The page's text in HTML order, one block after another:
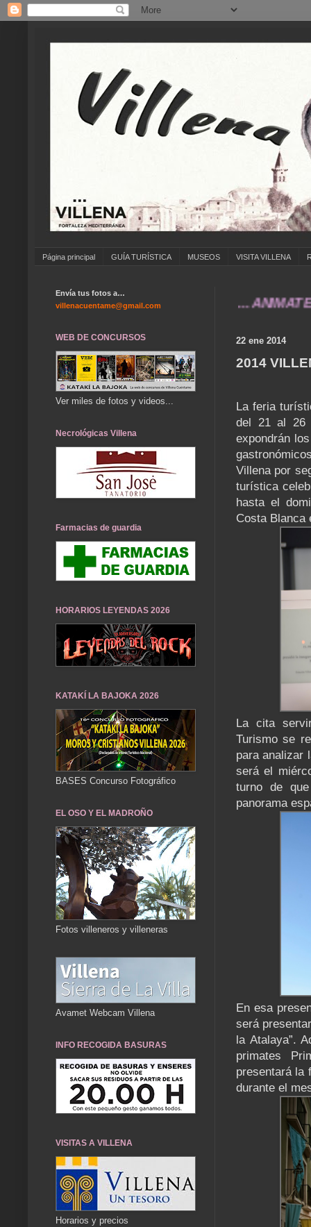
Página principal GUÍA TURÍSTICA MUSEOS VISITA VILLENA
... ANÍMATE A
22 ene 2014
2014
La feria
del 21 al 26
expondrán
Villena por
turística
hasta el
Costa Blanca
La cita
Turismo se
para analizar
será el
turno de
panorama
En esa
será
la Atalaya”.
primates
presentará la
durante el
Envía tus fotos a…
villenacuentame@gmail.com
WEB DE CONCURSOS
Ver miles de fotos y videos...
Necrológicas Villena
Farmacias de guardia
HORARIOS LEYENDAS 2026
KATAKÍ LA BAJOKA 2026
BASES Concurso Fotográfico
EL OSO Y EL MADROÑO
Fotos villeneros y villeneras
Avamet Webcam Villena
INFO RECOGIDA BASURAS
VISITAS A VILLENA
Horarios y precios